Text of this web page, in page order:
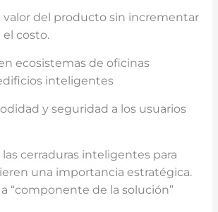
del producto sin incrementar
costo.
ecosistemas de oficinas
inteligentes
y seguridad a los usuarios
cerraduras inteligentes para
una importancia estratégica.
a “componente de la solución”